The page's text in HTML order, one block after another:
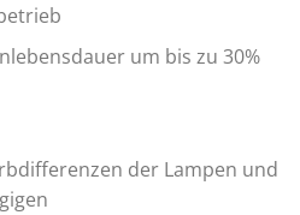
um bis zu 30%
der Lampen und